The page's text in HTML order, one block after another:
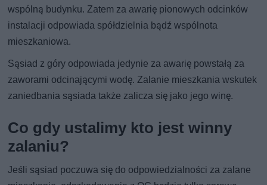
wspólną budynku. Zatem za awarię pionowych odcinków
instalacji odpowiada spółdzielnia bądź wspólnota
mieszkaniowa.
Sąsiad z góry odpowiada jedynie za awarię powstałą za
zaworami odcinającymi wodę. Zalanie mieszkania wskutek
zaniedbania sąsiada także zalicza się jako jego winę.
Co gdy ustalimy kto jest winny
zalaniu?
Jeśli sąsiad poczuwa się do odpowiedzialności za zalane